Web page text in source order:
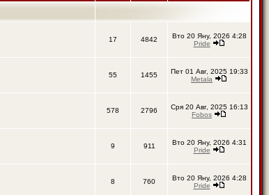
17 4842
Вто 20 Яну, 2026 4:28
Pride
55 1455
Пет 01 Авг, 2025 19:33
Metala
578 2796
Сря 20 Авг, 2025 16:13
Fobos
9 911
Вто 20 Яну, 2026 4:31
Pride
8 760
Вто 20 Яну, 2026 4:28
Pride